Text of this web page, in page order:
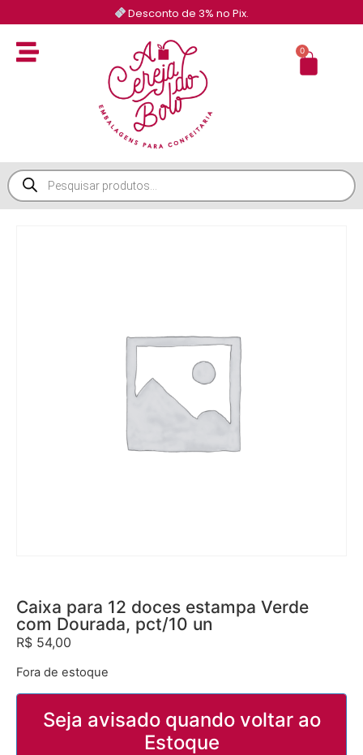
Desconto de 3% no Pix.
0
Caixa para 12 doces estampa Verde
com Dourada, pct/10 un
R$ 54,00
Fora de estoque
Seja avisado quando voltar ao
Estoque